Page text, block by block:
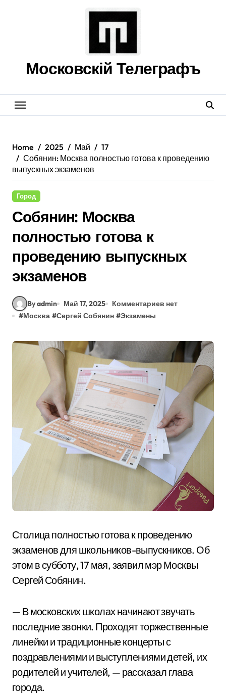
Московскій Телеграфъ
Home 2025 Май
17
Собянин: Москва полностью готова к проведению
выпускных экзаменов
Город
Собянин: Москва
полностью готова к
проведению выпускных
экзаменов
By admin Май 17, 2025
Комментариев нет
#Москва #Сергей Собянин #Экзамены
Столица полностью готова к проведению
экзаменов для школьников-выпускников. Об
этом в субботу, 17 мая, заявил мэр Москвы
Сергей Собянин.
— В московских школах начинают звучать
последние звонки. Проходят торжественные
линейки и традиционные концерты с
поздравлениями и выступлениями детей, их
родителей и учителей, — рассказал глава
города.